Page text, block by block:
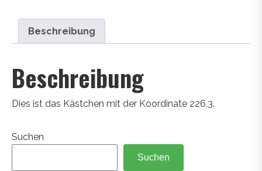
Beschreibung
Beschreibung
Dies ist das Kästchen mit der Koordinate 226,3.
Suchen
Suchen